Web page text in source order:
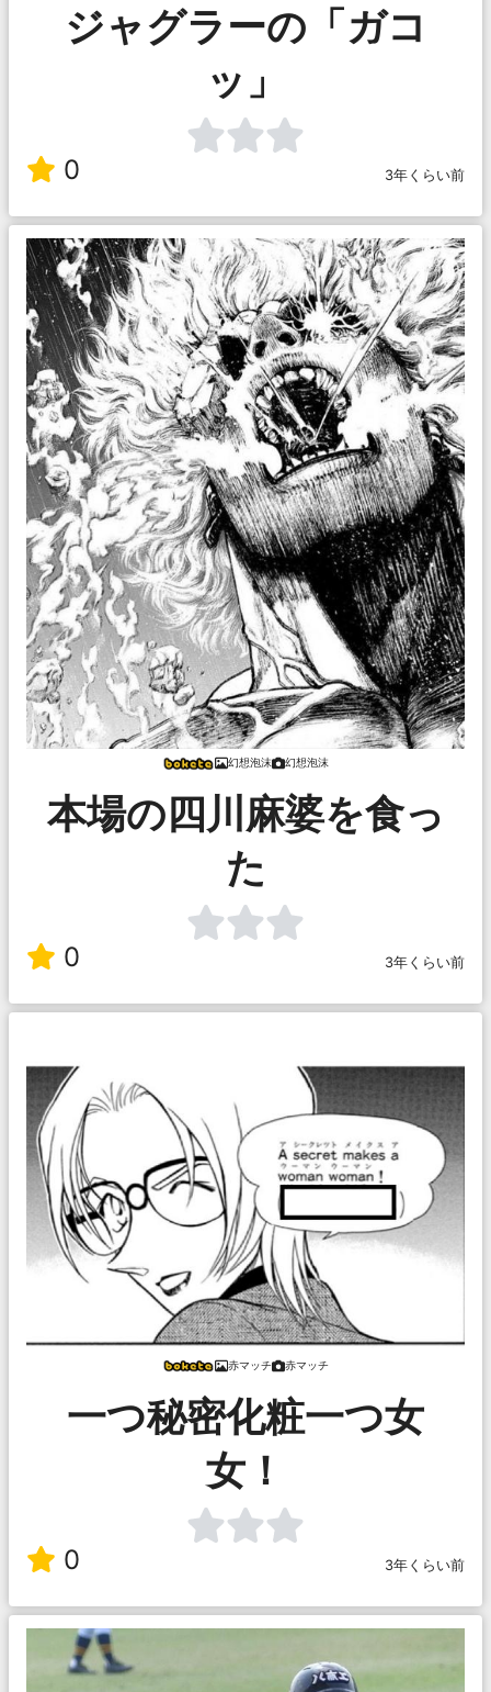
ジャグラーの「ガコ
ッ」
0 3年くらい前
幻想泡沫 幻想泡沫
本場の四川麻婆を食っ
た
0 3年くらい前
赤マッチ 赤マッチ
一つ秘密化粧一つ女
女！
0 3年くらい前